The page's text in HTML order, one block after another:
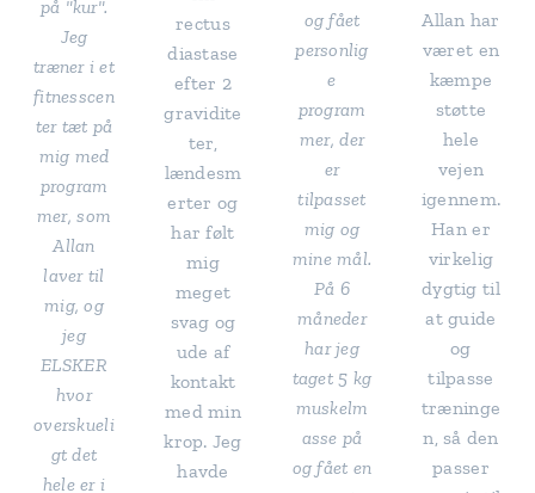
på "kur".
Jeg
træner i et
fitnesscen
ter tæt på
mig med
program
mer, som
Allan
laver til
mig, og
jeg
ELSKER
hvor
overskueli
gt det
hele er i
rectus
diastase
efter 2
gravidite
ter,
lændesm
erter og
har følt
mig
meget
svag og
ude af
kontakt
med min
krop. Jeg
havde
og fået
personlig
e
program
mer, der
er
tilpasset
mig og
mine mål.
På 6
måneder
har jeg
taget 5 kg
muskelm
asse på
og fået en
Allan har
været en
kæmpe
støtte
hele
vejen
igennem.
Han er
virkelig
dygtig til
at guide
og
tilpasse
træninge
n, så den
passer